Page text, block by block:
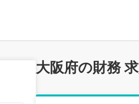
大阪府の財務